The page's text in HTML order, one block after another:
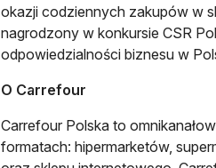
okazji codziennych zakupów w
nagrodzony w konkursie CSR
odpowiedzialności biznesu w
O Carrefour
Carrefour Polska to
formatach: hipermarketów,